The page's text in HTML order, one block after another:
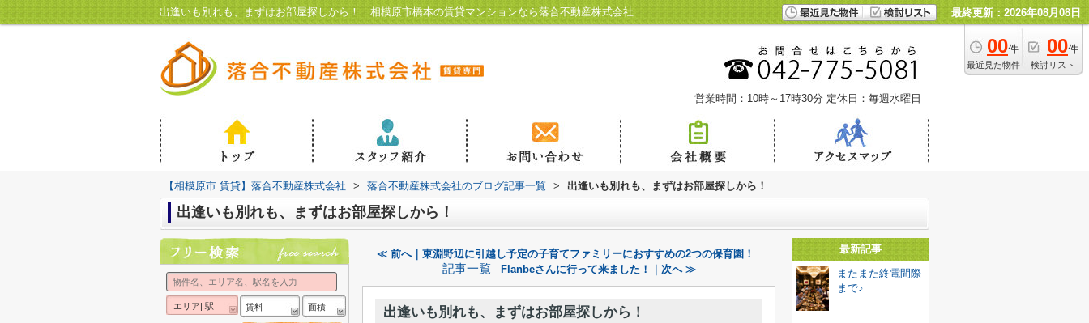
出逢いも別れも、まずはお部屋探しから！｜相模原市橋本の賃貸マンションなら落合不動産株式会社 最終更新：2026年08月08日
00件
最近見た物件
00件
検討リスト
営業時間：10時～17時30分 定休日：毎週水曜日
【相模原市 賃貸】落合不動産株式会社 > 落合不動産株式会社のブログ記事一覧 > 出逢いも別れも、まずはお部屋探しから！
出逢いも別れも、まずはお部屋探しから！
≪ 前へ｜東淵野辺に引越し予定の子育てファミリーにおすすめの2つの保育園！
記事一覧 Flanbeさんに行って来ました！｜次へ ≫
出逢いも別れも、まずはお部屋探しから！
最新記事
またまた終電間際
まで♪
エリア| 駅 賃料 面積